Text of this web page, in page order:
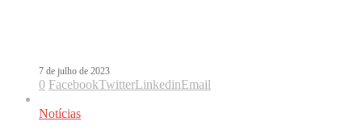
7 de julho de 2023
0 FacebookTwitterLinkedinEmail
Notícias